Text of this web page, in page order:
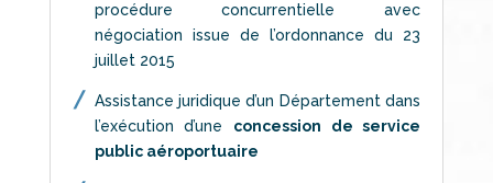
procédure concurrentielle avec
négociation issue de l’ordonnance du 23
juillet 2015
Assistance juridique d’un Département dans
l’exécution d’une concession de service
public aéroportuaire